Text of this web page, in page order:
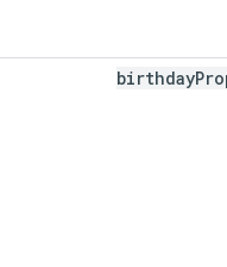
birthday